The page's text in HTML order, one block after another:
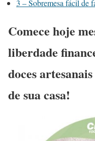
3 – Sobremesa fácil de
Comece hoje
liberdade
doces
de sua casa!